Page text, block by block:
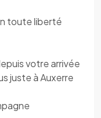
toute liberté
votre arrivée
juste à Auxerre